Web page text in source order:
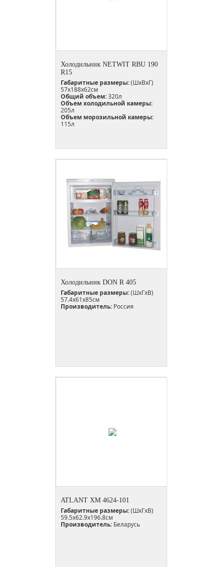
Холодильник NETWIT RBU 190
R15
Габаритные размеры:(ШхВхГ)
57х188х62см
Общий объем:320л
Объем холодильной камеры:
205л
Объем морозильной камеры:
115л
Холодильник DON R 405
Габаритные размеры:(ШxГxВ)
57.4x61x85см
Производитель: Россия
ATLANT ХМ 4624-101
Габаритные размеры:(ШxГxВ)
59.5x62.9x196.8см
Производитель: Беларусь